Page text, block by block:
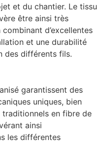
et du chantier. Le tissu
être ainsi très
d’excellentes
et une durabilité
des différents fils.
garantissent des
uniques, bien
traditionnels en fibre de
ainsi
les différentes